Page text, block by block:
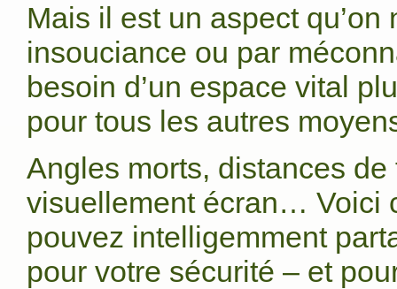
Mais il est un aspect
insouciance ou par
besoin d’un espace vital
pour tous les autres
Angles morts, distances
visuellement écran… Voici
pouvez intelligemment
pour votre sécurité – et